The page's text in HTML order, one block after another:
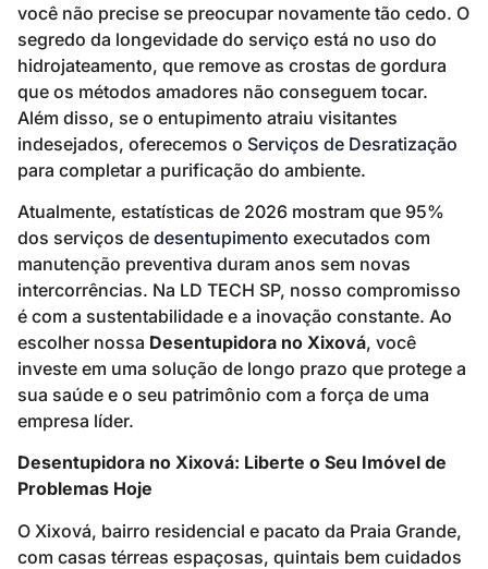
você não precise se preocupar novamente tão cedo. O
segredo da longevidade do serviço está no uso do
hidrojateamento, que remove as crostas de gordura
que os métodos amadores não conseguem tocar.
Além disso, se o entupimento atraiu visitantes
indesejados, oferecemos o Serviços de Desratização
para completar a purificação do ambiente.
Atualmente, estatísticas de 2026 mostram que 95%
dos serviços de desentupimento executados com
manutenção preventiva duram anos sem novas
intercorrências. Na LD TECH SP, nosso compromisso
é com a sustentabilidade e a inovação constante. Ao
escolher nossa Desentupidora no Xixová, você
investe em uma solução de longo prazo que protege a
sua saúde e o seu patrimônio com a força de uma
empresa líder.
Desentupidora no Xixová: Liberte o Seu Imóvel de
Problemas Hoje
O Xixová, bairro residencial e pacato da Praia Grande,
com casas térreas espaçosas, quintais bem cuidados